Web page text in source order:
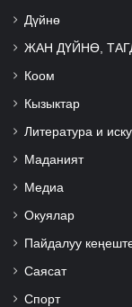
Дүйнө
ЖАН ДҮЙНӨ,
Коом
Кызыктар
Литература и
Маданият
Медиа
Окуялар
Пайдалуу
Саясат
Спорт